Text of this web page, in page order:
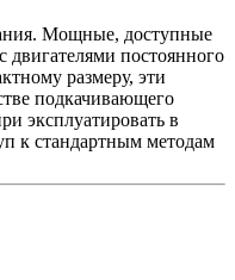
Мощные, доступные
постоянного
размеру, эти
подкачивающего
эксплуатировать в
к стандартным методам